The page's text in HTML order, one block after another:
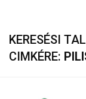
KERESÉSI
CIMKÉRE: